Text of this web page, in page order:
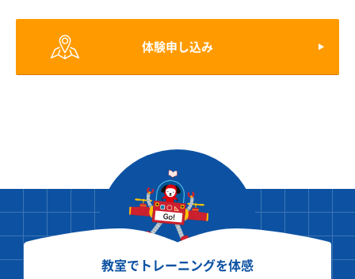
体験申し込み
教室でトレーニングを体感